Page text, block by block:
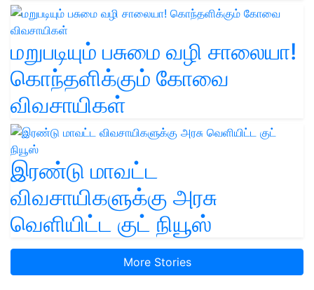
மறுபடியும் பசுமை வழி சாலையா!
கொந்தளிக்கும் கோவை
விவசாயிகள்
இரண்டு மாவட்ட
விவசாயிகளுக்கு அரசு
வெளியிட்ட குட் நியூஸ்
More Stories